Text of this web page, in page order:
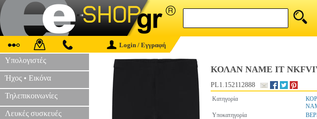
Login / Εγγραφή
Υπολογιστές
Ήχος • Εικόνα
Τηλεπικοινωνίες
Λευκές συσκευές
ΚΟΛΑΝ NAME IT
PL1.152112888
Κατηγορία
Υποκατηγορία